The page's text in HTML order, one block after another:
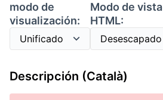
modo de
visualización:
Modo de vista
HTML:
Descripción (Català)